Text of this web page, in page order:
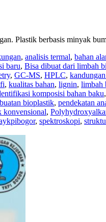
Plastik berbasis minyak
, analisis termal, bahan
baru, Bisa dibuat dari limbah
, GC-MS, HPLC,
, kualitas bahan, lignin, limbah
komposisi bahan baku,
bioplastik, pendekatan
konvensional,
, spektroskopi,